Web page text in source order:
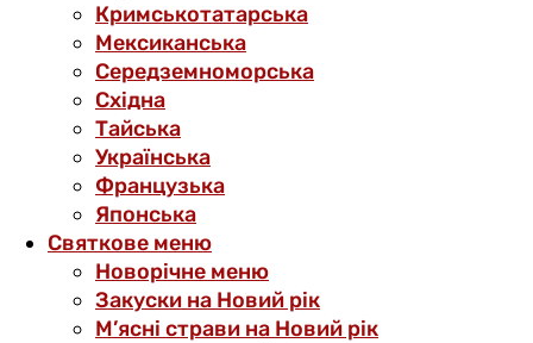
Кримськотатарська
Мексиканська
Середземноморська
Східна
Тайська
Українська
Французька
Японська
Святкове меню
Новорічне меню
Закуски на Новий рік
М’ясні страви на Новий рік